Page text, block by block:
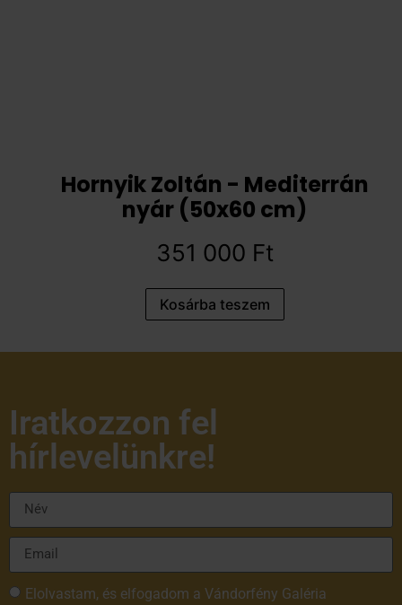
Hornyik Zoltán - Mediterrán
nyár (50x60 cm)
351 000 Ft
Kosárba teszem
Iratkozzon fel
hírlevelünkre!
Elolvastam, és elfogadom a Vándorfény Galéria